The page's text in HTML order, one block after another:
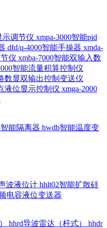
示调节仪 xmpa-3000智能pid
dfd/q-4000智能手操器 xmda-
仪 xmba-7000智能双输入数
智能流量积算控制仪
数显双输出控制变送仪
液位显示控制仪 xmga-2000
能隔离器 hwdb智能温度变
波液位计 hhlt02智能扩散硅
电容液位变送器
hhrd导波雷达（杆式） hhdr